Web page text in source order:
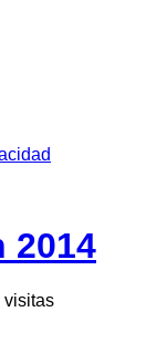
2014
visitas